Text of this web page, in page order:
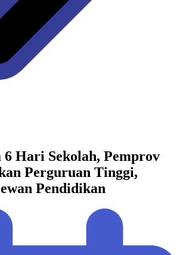
Hari Sekolah, Pemprov
Perguruan Tinggi,
Pendidikan